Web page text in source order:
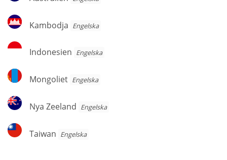
Kambodja
Kambodja Engelska
Indonesien
Indonesien Engelska
Mongoliet
Mongoliet Engelska
Nya
Zeeland
Nya Zeeland Engelska
Taiwan
Taiwan Engelska